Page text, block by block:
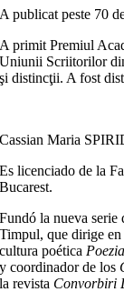
A publicat peste 70
A primit Premiul
Uniunii Scriitorilor
şi distincţii. A fost
Cassian Maria
Es licenciado de la
Bucarest.
Fundó la nueva serie
Timpul, que dirige
cultura poética Poezia
y coordinador de los
la revista Convorbiri